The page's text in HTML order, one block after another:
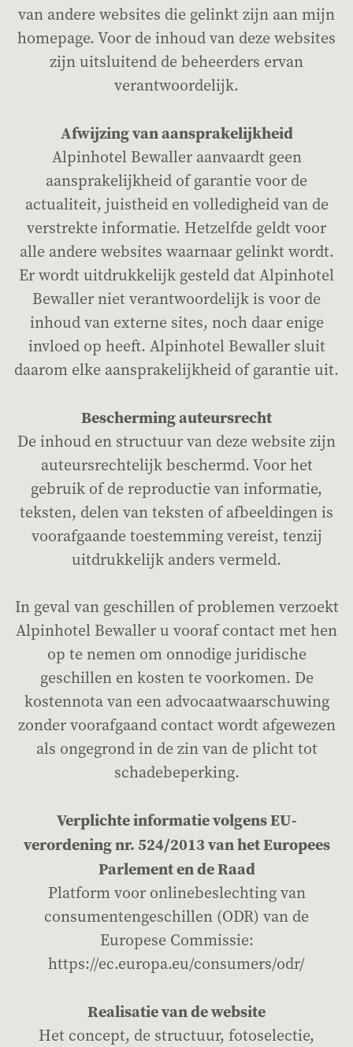
van andere websites die gelinkt zijn aan mijn
homepage. Voor de inhoud van deze websites
zijn uitsluitend de beheerders ervan
verantwoordelijk.
Afwijzing van aansprakelijkheid
Alpinhotel Bewaller aanvaardt geen
aansprakelijkheid of garantie voor de
actualiteit, juistheid en volledigheid van de
verstrekte informatie. Hetzelfde geldt voor
alle andere websites waarnaar gelinkt wordt.
Er wordt uitdrukkelijk gesteld dat Alpinhotel
Bewaller niet verantwoordelijk is voor de
inhoud van externe sites, noch daar enige
invloed op heeft. Alpinhotel Bewaller sluit
daarom elke aansprakelijkheid of garantie uit.
Bescherming auteursrecht
De inhoud en structuur van deze website zijn
auteursrechtelijk beschermd. Voor het
gebruik of de reproductie van informatie,
teksten, delen van teksten of afbeeldingen is
voorafgaande toestemming vereist, tenzij
uitdrukkelijk anders vermeld.
In geval van geschillen of problemen verzoekt
Alpinhotel Bewaller u vooraf contact met hen
op te nemen om onnodige juridische
geschillen en kosten te voorkomen. De
kostennota van een advocaatwaarschuwing
zonder voorafgaand contact wordt afgewezen
als ongegrond in de zin van de plicht tot
schadebeperking.
Verplichte informatie volgens EU-
verordening nr. 524/2013 van het Europees
Parlement en de Raad
Platform voor onlinebeslechting van
consumentengeschillen (ODR) van de
Europese Commissie:
https://ec.europa.eu/consumers/odr/
Realisatie van de website
Het concept, de structuur, fotoselectie,